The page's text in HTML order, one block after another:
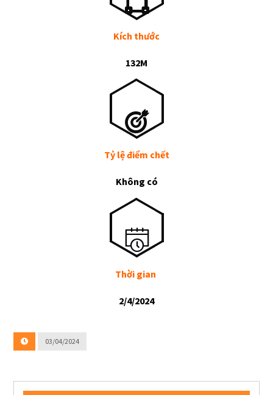
Kích thước
132M
Tỷ lệ điểm chết
Không có
Thời gian
2/4/2024
03/04/2024